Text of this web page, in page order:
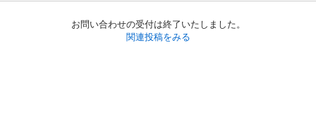
お問い合わせの受付は終了いたしました。
関連投稿をみる